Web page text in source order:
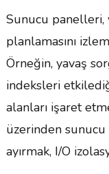
Sunucu panelleri,
planlamasını
Örneğin, yavaş
indeksleri
alanları işaret
üzerinden
ayırmak, I/O